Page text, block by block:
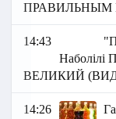
ПРАВИЛЬНЫМ
14:43
ВЕЛИКИЙ
14:26